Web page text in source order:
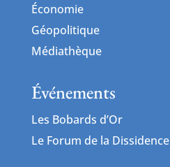
Économie
Géopolitique
Médiathèque
Événements
Les Bobards d’Or
Le Forum de la Dissidence